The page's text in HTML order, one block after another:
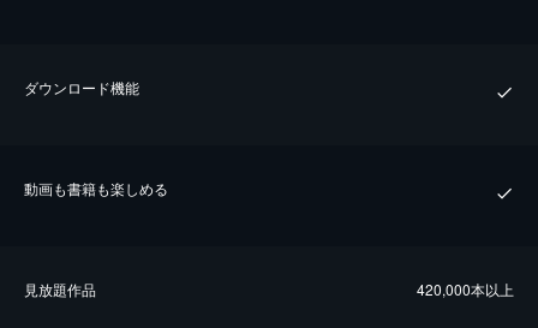
ダウンロード機能
動画も書籍も楽しめる
⾒放題作品 420,000本以上